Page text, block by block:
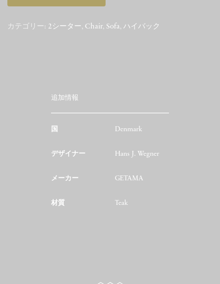
カテゴリー: 2シーター, Chair, Sofa, ハイバック
追加情報
国 Denmark
デザイナー Hans J. Wegner
メーカー GETAMA
材質 Teak